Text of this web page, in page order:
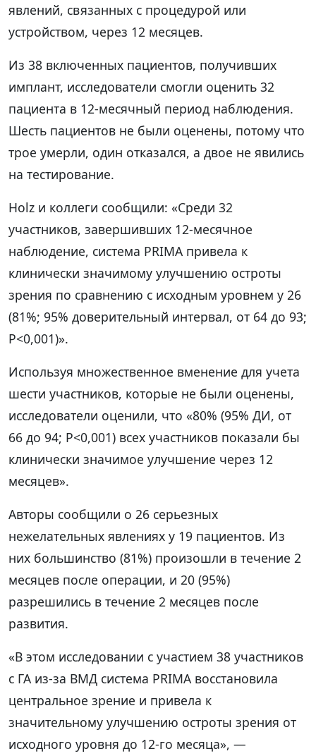
явлений, связанных с процедурой или
устройством, через 12 месяцев.
Из 38 включенных пациентов, получивших
имплант, исследователи смогли оценить 32
пациента в 12-месячный период наблюдения.
Шесть пациентов не были оценены, потому что
трое умерли, один отказался, а двое не явились
на тестирование.
Holz и коллеги сообщили: «Среди 32
участников, завершивших 12-месячное
наблюдение, система PRIMA привела к
клинически значимому улучшению остроты
зрения по сравнению с исходным уровнем у 26
(81%; 95% доверительный интервал, от 64 до 93;
P<0,001)».
Используя множественное вменение для учета
шести участников, которые не были оценены,
исследователи оценили, что «80% (95% ДИ, от
66 до 94; P<0,001) всех участников показали бы
клинически значимое улучшение через 12
месяцев».
Авторы сообщили о 26 серьезных
нежелательных явлениях у 19 пациентов. Из
них большинство (81%) произошли в течение 2
месяцев после операции, и 20 (95%)
разрешились в течение 2 месяцев после
развития.
«В этом исследовании с участием 38 участников
с ГА из-за ВМД система PRIMA восстановила
центральное зрение и привела к
значительному улучшению остроты зрения от
исходного уровня до 12-го месяца», —